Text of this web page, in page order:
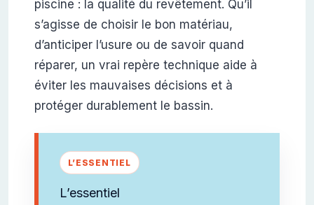
piscine : la qualité du revêtement. Qu’il
s’agisse de choisir le bon matériau,
d’anticiper l’usure ou de savoir quand
réparer, un vrai repère technique aide à
éviter les mauvaises décisions et à
protéger durablement le bassin.
L’essentiel